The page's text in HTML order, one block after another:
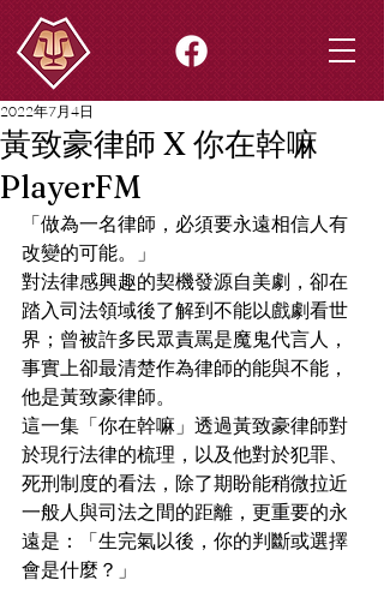
黃致豪律師 X 你在幹嘛
PlayerFM
2022年7月4日
「做為一名律師，必須要永遠相信人有
改變的可能。」
對法律感興趣的契機發源自美劇，卻在
踏入司法領域後了解到不能以戲劇看世
界；曾被許多民眾責罵是魔鬼代言人，
事實上卻最清楚作為律師的能與不能，
他是黃致豪律師。
這一集「你在幹嘛」透過黃致豪律師對
於現行法律的梳理，以及他對於犯罪、
死刑制度的看法，除了期盼能稍微拉近
一般人與司法之間的距離，更重要的永
遠是：「生完氣以後，你的判斷或選擇
會是什麼？」